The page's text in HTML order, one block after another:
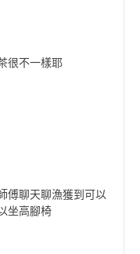
很不一樣耶
傅聊天聊漁獲到可以
坐高腳椅